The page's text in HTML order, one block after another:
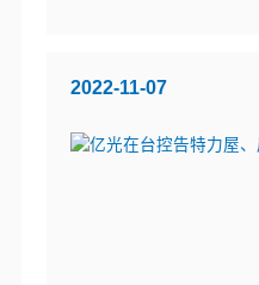
2022-11-07